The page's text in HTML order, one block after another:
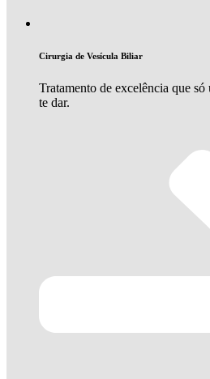
Cirurgia de Vesícula Biliar
Tratamento de excelência que
te dar.